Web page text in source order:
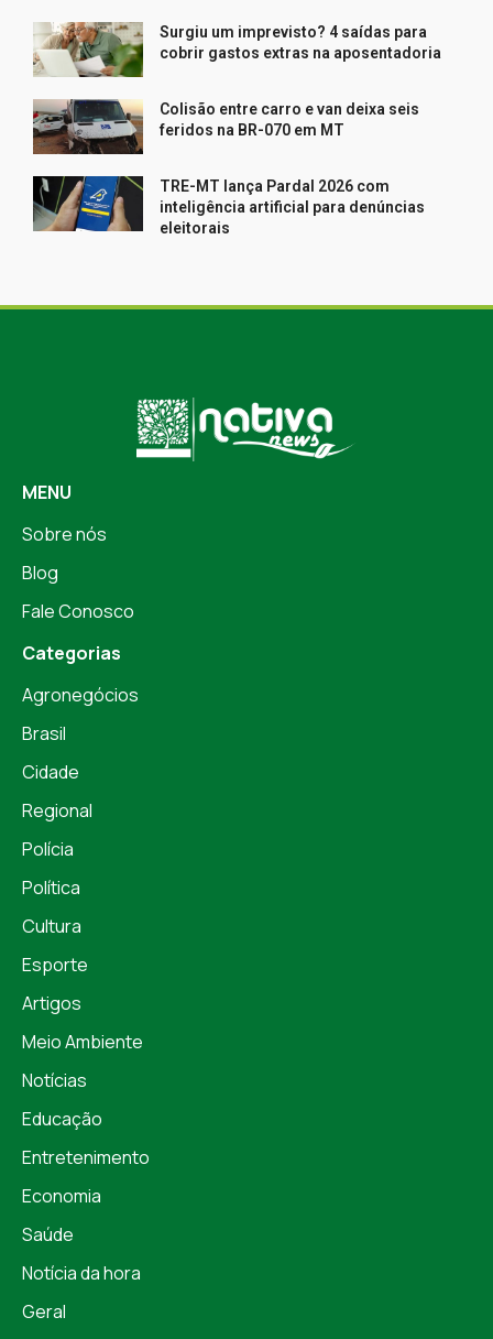
Surgiu um imprevisto? 4 saídas para
cobrir gastos extras na aposentadoria
Colisão entre carro e van deixa seis
feridos na BR-070 em MT
TRE-MT lança Pardal 2026 com
inteligência artificial para denúncias
eleitorais
MENU
Sobre nós
Blog
Fale Conosco
Categorias
Agronegócios
Brasil
Cidade
Regional
Polícia
Política
Cultura
Esporte
Artigos
Meio Ambiente
Notícias
Educação
Entretenimento
Economia
Saúde
Notícia da hora
Geral